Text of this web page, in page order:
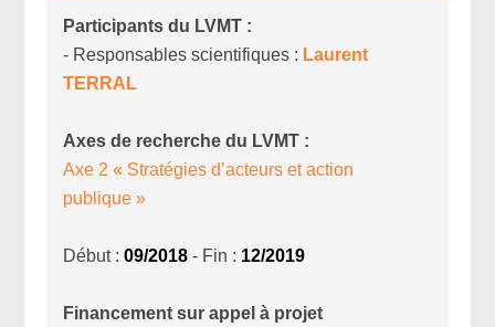
Participants du LVMT :
- Responsables scientifiques : Laurent
TERRAL
Axes de recherche du LVMT :
Axe 2 « Stratégies d’acteurs et action
publique »
Début :09/2018 - Fin : 12/2019
Financement sur appel à projet